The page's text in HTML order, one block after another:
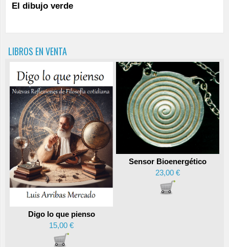
El dibujo verde
LIBROS EN VENTA
Digo lo que pienso
15,00 €
Sensor Bioenergético
23,00 €